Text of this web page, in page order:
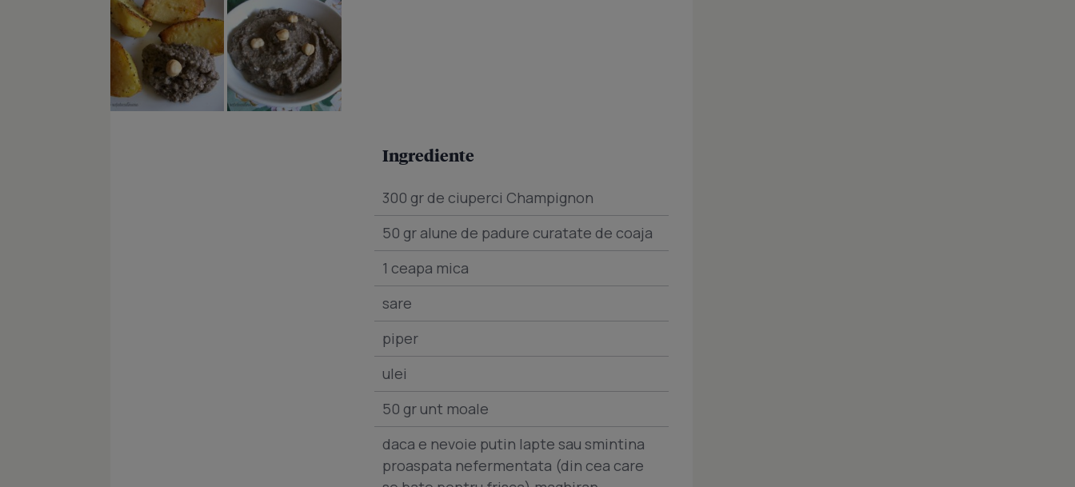
Ingrediente
300 gr de ciuperci Champignon
50 gr alune de padure curatate de coaja
1 ceapa mica
sare
piper
ulei
50 gr unt moale
daca e nevoie putin lapte sau smintina
proaspata nefermentata (din cea care